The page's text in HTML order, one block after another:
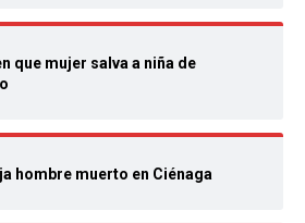
que mujer salva a niña de
hombre muerto en Ciénaga